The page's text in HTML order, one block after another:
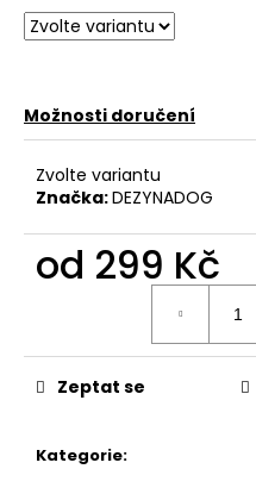
Možnosti doručení
Zvolte variantu
Značka:DEZYNADOG
od 299 Kč
Kategorie:
Zeptat se
HYDRA
-
MOISTURIZING
CONDITIONER
549
Kč